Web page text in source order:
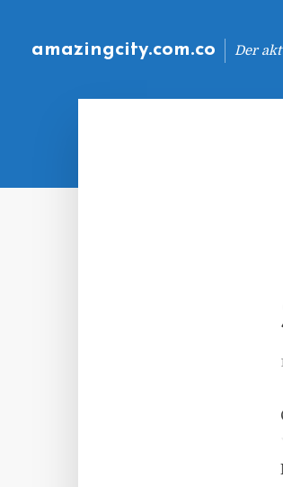
amazingcity.com.co Der